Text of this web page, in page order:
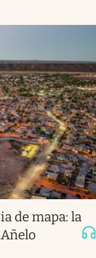
de mapa: la